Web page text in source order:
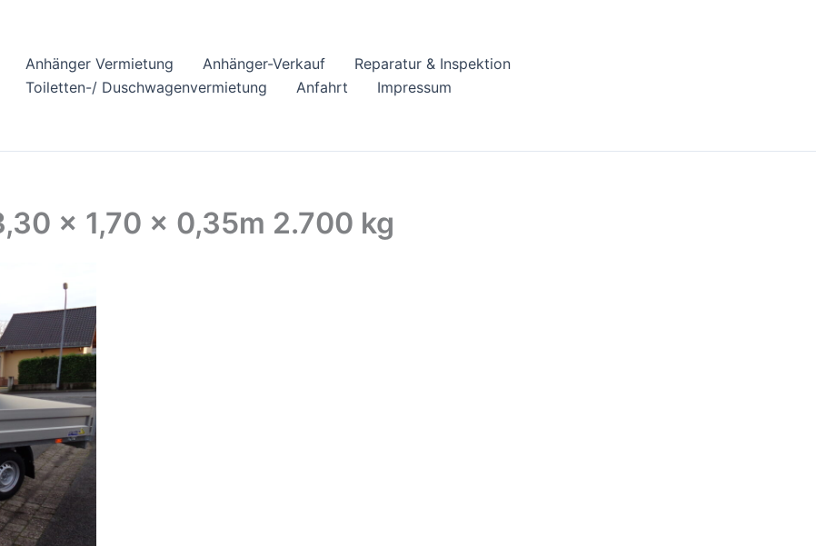
Anhänger Vermietung Anhänger-Verkauf
Reparatur & Inspektion
Toiletten-/ Duschwagenvermietung
Anfahrt Impressum
x 1,70 x 0,35m 2.700 kg